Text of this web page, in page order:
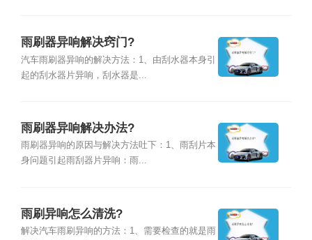
雨刷器异响解决窍门?
汽车雨刷器异响的解决方法：1、由刮水器本身引
起的刮水器片异响，刮水器是...
雨刷器异响解决办法?
雨刷器异响的原因与解决方法吐下：1、雨刮片本
身问题引起雨刮器片异响：雨...
雨刷异响怎么清洗?
解决汽车雨刷异响的方法：1、需要检查的就是雨